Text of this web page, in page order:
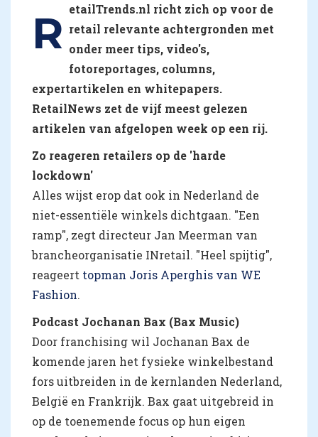
R etailTrends.nl richt zich op voor de
retail relevante achtergronden met
onder meer tips, video's,
fotoreportages, columns,
expertartikelen en whitepapers.
RetailNews zet de vijf meest gelezen
artikelen van afgelopen week op een rij.
Zo reageren retailers op de 'harde
lockdown'
Alles wijst erop dat ook in Nederland de
niet-essentiële winkels dichtgaan. "Een
ramp", zegt directeur Jan Meerman van
brancheorganisatie INretail. "Heel spijtig",
reageert topman Joris Aperghis van WE
Fashion.
Podcast Jochanan Bax (Bax Music)
Door franchising wil Jochanan Bax de
komende jaren het fysieke winkelbestand
fors uitbreiden in de kernlanden Nederland,
België en Frankrijk. Bax gaat uitgebreid in
op de toenemende focus op hun eigen